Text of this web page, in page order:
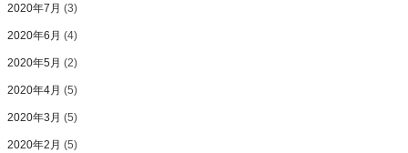
2020年7月 (3)
2020年6月 (4)
2020年5月 (2)
2020年4月 (5)
2020年3月 (5)
2020年2月 (5)